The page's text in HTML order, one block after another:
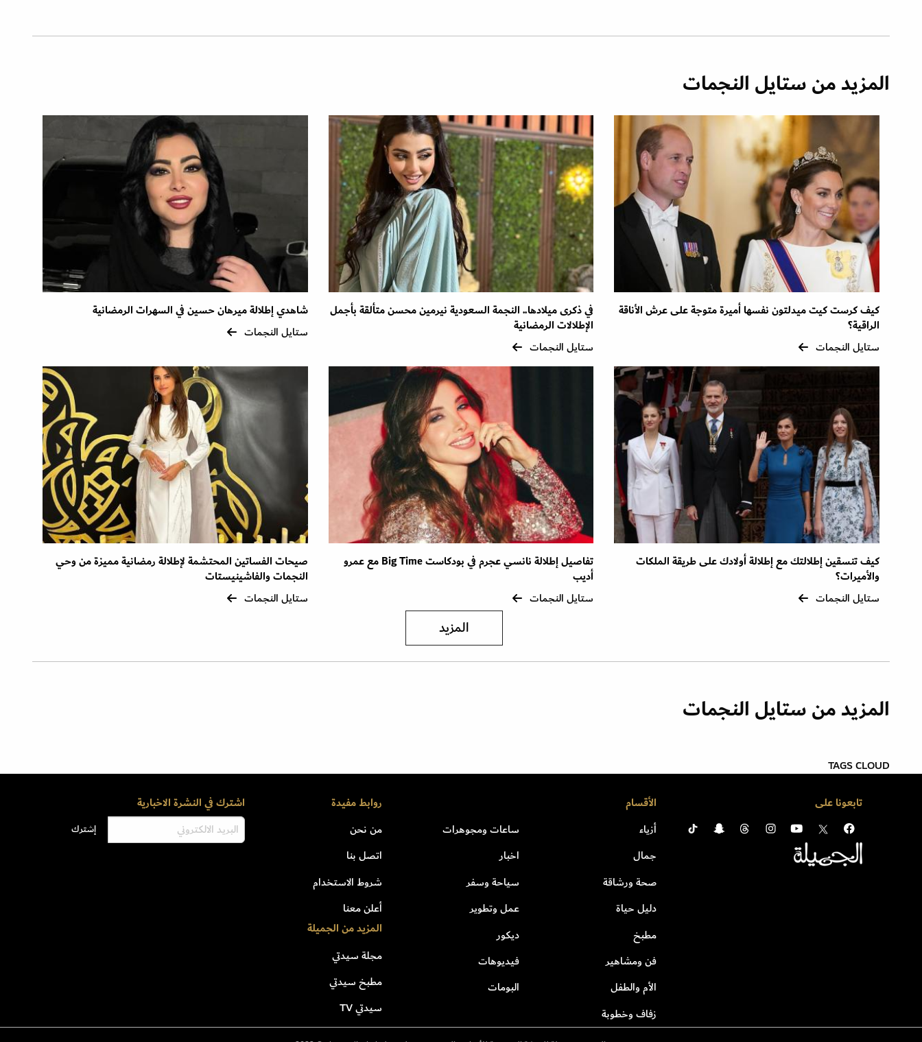
المزيد من ستايل النجمات
كيف كرست كيت ميدلتون نفسها أميرة متوجة على عرش الأناقة
الراقية؟
ستايل النجمات
في ذكرى ميلادها.. النجمة السعودية نيرمين محسن متألقة بأجمل
الإطلالات الرمضانية
ستايل النجمات
شاهدي إطلالة ميرهان حسين في السهرات الرمضانية
ستايل النجمات
كيف تنسقين إطلالتك مع إطلالة أولادك على طريقة الملكات
والأميرات؟
ستايل النجمات
تفاصيل إطلالة نانسي عجرم في بودكاست Big Time مع عمرو
أديب
ستايل النجمات
صيحات الفساتين المحتشمة لإطلالة رمضانية مميزة من وحي
النجمات والفاشينيستات
ستايل النجمات
المزيد
المزيد من ستايل النجمات
TAGS CLOUD
تابعونا على الأقسام
أزياء
جمال
صحة ورشاقة
دليل حياة
مطبخ
فن ومشاهير
الأم والطفل
زفاف وخطوبة
ساعات ومجوهرات
اخبار
سياحة وسفر
عمل وتطوير
ديكور
فيديوهات
البومات
روابط مفيدة
من نحن
اتصل بنا
شروط الاستخدام
أعلن معنا
المزيد من الجميلة
مجلة سيدتي
مطبخ سيدتي
سيدتي TV
اشترك في النشرة الاخبارية